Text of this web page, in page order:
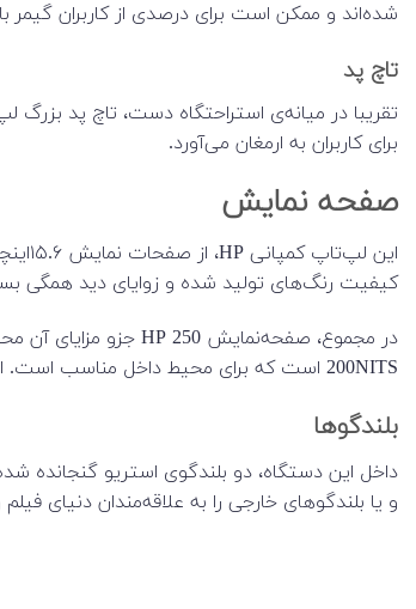
شده‌اند و ممکن است برای درصدی از کاربران گیمر
تاچ پد
تقریبا در میانه‌ی استراحتگاه دست، تاچ پد بزرگ
برای کاربران به ارمغان می‌آورد.
صفحه نمایش
کیفیت رنگ‌های تولید شده و زوایای دید همگی
200NITS است که برای محیط داخل مناسب است. افزون بر این، صفحه نمایش دارای روکش مات هست که این موضوع باعث کاهش انعکاس نور می‌شود.
بلندگوها
داخل این دستگاه، دو بلندگوی استریو گنجانده‌
و یا بلندگوهای خارجی را به علاقه‌مندان دنیای